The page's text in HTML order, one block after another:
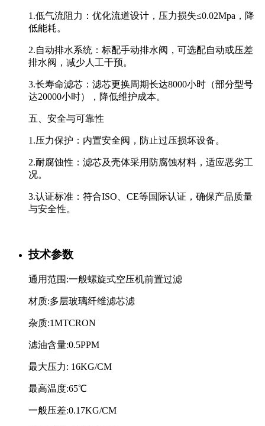
1.低气流阻力：优化流道设计，压力损失≤0.02Mpa，降
低能耗。
2.自动排水系统：标配手动排水阀，可选配自动或压差
排水阀，减少人工干预。
3.长寿命滤芯：滤芯更换周期长达8000小时（部分型号
达20000小时），降低维护成本。
五、安全与可靠性
1.压力保护：内置安全阀，防止过压损坏设备。
2.耐腐蚀性：滤芯及壳体采用防腐蚀材料，适应恶劣工
况。
3.认证标准：符合ISO、CE等国际认证，确保产品质量
与安全性。
技术参数
通用范围:一般螺旋式空压机前置过滤
材质:多层玻璃纤维滤芯滤
杂质:1MTCRON
滤油含量:0.5PPM
最大压力: 16KG/CM
最高温度:65℃
一般压差:0.17KG/CM